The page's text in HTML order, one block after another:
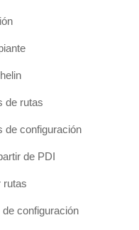
de rutas
de configuración
de PDI
rutas
configuración